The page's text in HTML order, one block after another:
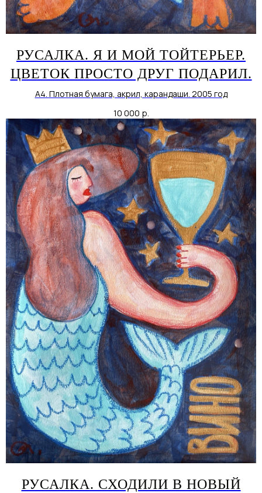
РУСАЛКА. Я И МОЙ ТОЙТЕРЬЕР.
ЦВЕТОК ПРОСТО ДРУГ ПОДАРИЛ.
А4. Плотная бумага, акрил, карандаши. 2005 год
10 000 р.
РУСАЛКА. СХОДИЛИ В НОВЫЙ